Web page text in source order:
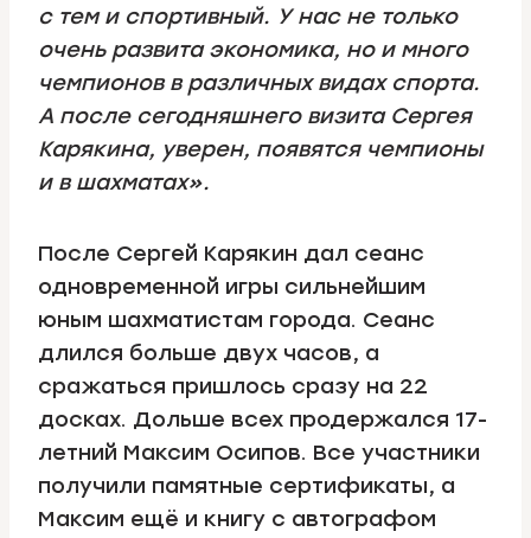
с тем и спортивный. У нас не только
очень развита экономика, но и много
чемпионов в различных видах спорта.
А после сегодняшнего визита Сергея
Карякина, уверен, появятся чемпионы
и в шахматах».
После Сергей Карякин дал сеанс
одновременной игры сильнейшим
юным шахматистам города. Сеанс
длился больше двух часов, а
сражаться пришлось сразу на 22
досках. Дольше всех продержался 17-
летний Максим Осипов. Все участники
получили памятные сертификаты, а
Максим ещё и книгу с автографом